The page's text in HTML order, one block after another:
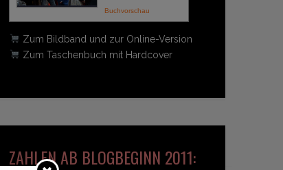
Buchvorschau
Zum Bildband und zur Online-Version
Zum Taschenbuch mit Hardcover
ZAHLEN AB BLOGBEGINN 2011: